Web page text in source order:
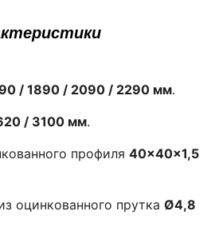
/ 1890 / 2090 / 2290 мм.
/ 3100 мм.
профиля 40×40×1,5
оцинкованного прутка Ø4,8